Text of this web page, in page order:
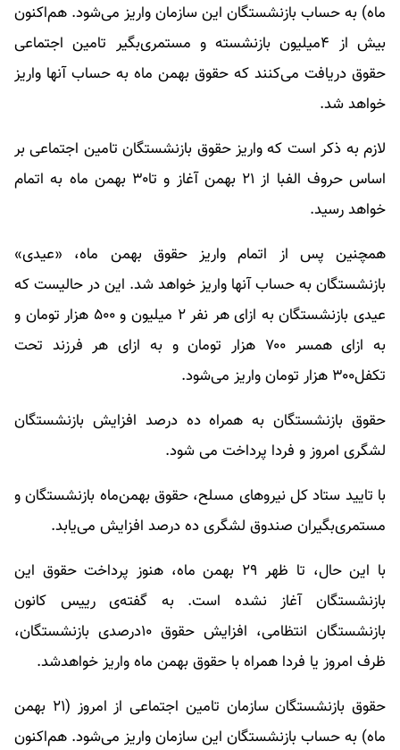
ماه) به حساب بازنشستگان این سازمان واریز می‌شود. هم‌اکنون
بیش از ۴میلیون بازنشسته و مستمری‌بگیر تامین اجتماعی
حقوق دریافت می‌کنند که حقوق بهمن ماه به حساب آنها واریز
خواهد شد.
لازم به ذکر است که واریز حقوق بازنشستگان تامین اجتماعی بر
اساس حروف الفبا از ۲۱ بهمن آغاز و تا۳۰ بهمن ماه به اتمام
خواهد رسید.
همچنین پس از اتمام واریز حقوق بهمن ماه، «عیدی»
بازنشستگان به حساب آنها واریز خواهد شد. این در حالیست که
عیدی بازنشستگان به ازای هر نفر ۲ میلیون و ۵۰۰ هزار تومان و
به ازای همسر ۷۰۰ هزار تومان و به ازای هر فرزند تحت
تکفل۳۰۰ هزار تومان واریز می‌شود.
حقوق بازنشستگان به همراه ده درصد افزایش بازنشستگان
لشگری امروز و فردا پرداخت می شود.
با تایید ستاد کل نیروهای مسلح، حقوق بهمن‌ماه بازنشستگان و
مستمری‌بگیران صندوق لشگری ده درصد افزایش می‌یابد.
با این حال، تا ظهر ۲۹ بهمن ماه، هنوز پرداخت حقوق این
بازنشستگان آغاز نشده است. به گفته‌ی رییس کانون
بازنشستگان انتظامی، افزایش حقوق ۱۰درصدی بازنشستگان،
ظرف امروز یا فردا همراه با حقوق بهمن ماه واریز خواهدشد.
حقوق بازنشستگان سازمان تامین اجتماعی از امروز (۲۱ بهمن
ماه) به حساب بازنشستگان این سازمان واریز می‌شود. هم‌اکنون